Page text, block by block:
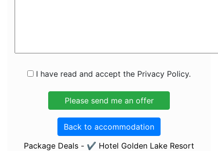
I have read and accept the Privacy Policy.
Back to accommodation
Package Deals - ✔️ Hotel Golden Lake Resort